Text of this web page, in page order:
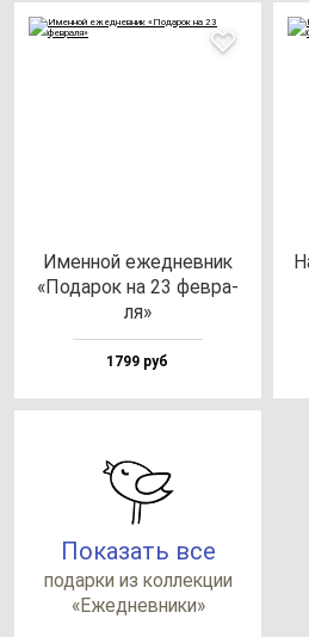
Имен­ной ежед­нев­ник
«Пода­рок на 23 фев­ра­
ля»
1799 руб
Показать все
по­дар­ки из кол­лек­ции
«Ежед­нев­ни­ки»